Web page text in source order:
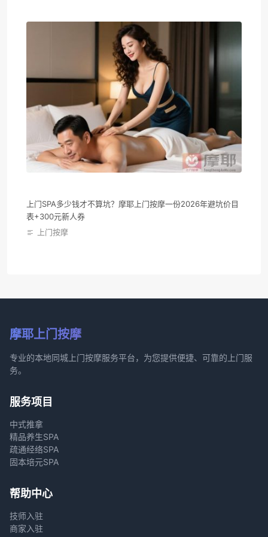
上门SPA多少钱才不算坑？摩耶上门按摩一份2026年避坑价目
表+300元新人券
上门按摩
摩耶上门按摩
专业的本地同城上门按摩服务平台，为您提供便捷、可靠的上门服
务。
服务项目
中式推拿
精品养生SPA
疏通经络SPA
固本培元SPA
帮助中心
技师入驻
商家入驻